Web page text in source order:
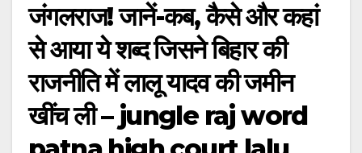
जंगलराज! जानें-कब, कैसे और कहां
से आया ये शब्द जिसने बिहार की
राजनीति में लालू यादव की जमीन
खींच ली – jungle raj word